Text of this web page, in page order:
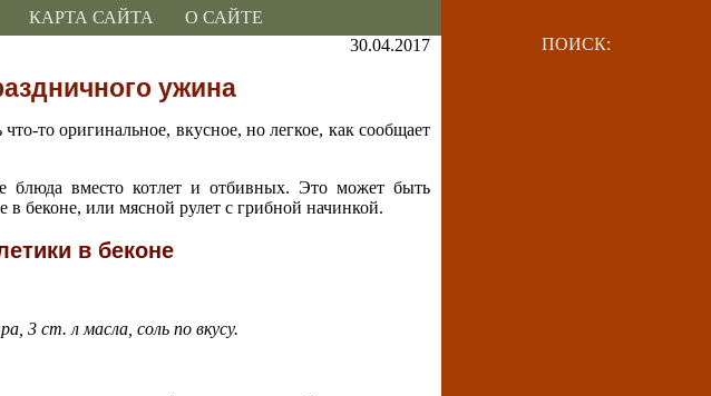
КАРТА САЙТА
О САЙТЕ
30.04.2017
ужина
то оригинальное, вкусное, но легкое, как сообщает
блюда вместо котлет и отбивных. Это может быть
беконе, или мясной рулет с грибной начинкой.
в беконе
3 ст. л масла, соль по вкусу.
ПОИСК: